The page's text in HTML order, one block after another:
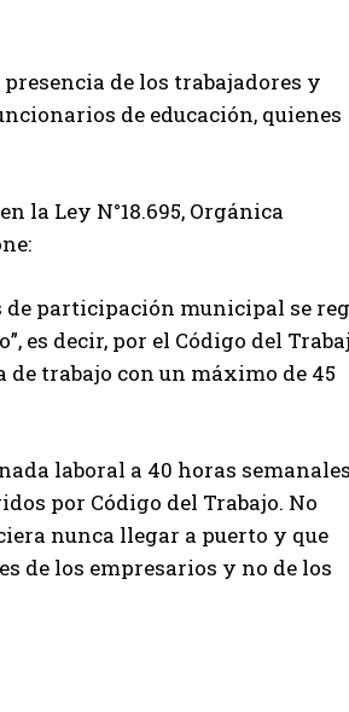
de los trabajadores y
de educación, quienes
la Ley N°18.695, Orgánica
de participación municipal se
es decir, por el Código del
trabajo con un máximo de 45
laboral a 40 horas semanales
por Código del Trabajo. No
nunca llegar a puerto y que
de los empresarios y no de los